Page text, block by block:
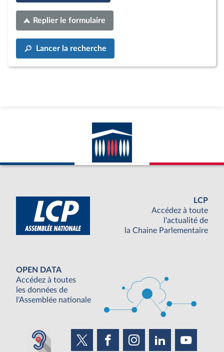
Replier le formulaire
Lancer la recherche
LCP
Accédez à toute
l'actualité de
la Chaine Parlementaire
OPEN DATA
Accédez à toutes
les données de
l'Assemblée nationale